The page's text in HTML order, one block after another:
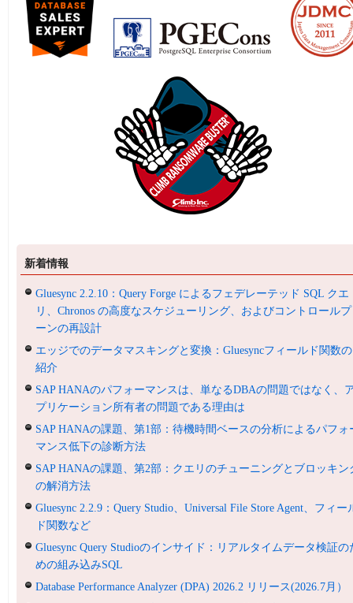
新着情報
Gluesync 2.2.10：Query Forge によるフェデレーテッド SQL クエ
リ、Chronos の高度なスケジューリング、およびコントロール
ーンの再設計
エッジでのデータマスキングと変換：Gluesyncフィールド関数の
紹介
SAP HANAのパフォーマンスは、単なるDBAの問題ではなく、
プリケーション所有者の問題である理由は
SAP HANAの課題、第1部：待機時間ベースの分析によるパフォ
マンス低下の診断方法
SAP HANAの課題、第2部：クエリのチューニングとブロッキン
の解消方法
Gluesync 2.2.9：Query Studio、Universal File Store Agent、フィー
ド関数など
Gluesync Query Studioのインサイド：リアルタイムデータ検証の
めの組み込みSQL
Database Performance Analyzer (DPA) 2026.2 リリース(2026.7月）